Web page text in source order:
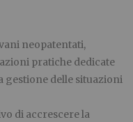
neopatentati,
pratiche dedicate
gestione delle situazioni
di accrescere la